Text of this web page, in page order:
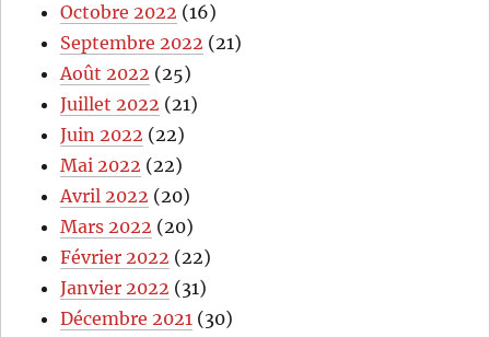
Octobre 2022 (16)
Septembre 2022 (21)
Août 2022 (25)
Juillet 2022 (21)
Juin 2022 (22)
Mai 2022 (22)
Avril 2022 (20)
Mars 2022 (20)
Février 2022 (22)
Janvier 2022 (31)
Décembre 2021 (30)